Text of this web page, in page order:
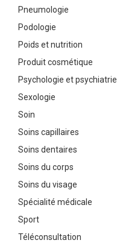
Pneumologie
Podologie
Poids et nutrition
Produit cosmétique
Psychologie et psychiatrie
Sexologie
Soin
Soins capillaires
Soins dentaires
Soins du corps
Soins du visage
Spécialité médicale
Sport
Téléconsultation